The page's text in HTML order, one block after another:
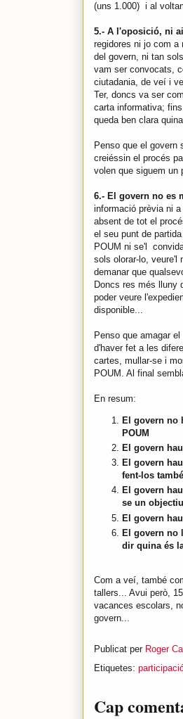
(uns 1.000) i al
5.- A l'oposició, ni
regidores ni jo com a
del govern, ni tan
vam ser convocats,
ciutadania, de veí i
Ter, doncs va ser
carta informativa;
queda ben clara
Penso que el govern
creiéssin el procés
volen que siguem un
6.- El govern no es
informació prèvia ni
absent de tot el
el seu punt de
POUM ni se'l
sols olorar-lo, veure'l
demanar que
Doncs res més lluny
poder veure
disponible...
Penso que amagar
d'haver fet a les
cartes, mullar-se i
POUM. Al final
En resum:
El govern no
POUM
El govern
El govern
fent-los
El govern
se un objectiu
El govern
El govern no
dir quina és
Com a veí, també
tallers... Avui però,
vacances escolars,
govern...
Publicat per Roger
Etiquetes:
Cap